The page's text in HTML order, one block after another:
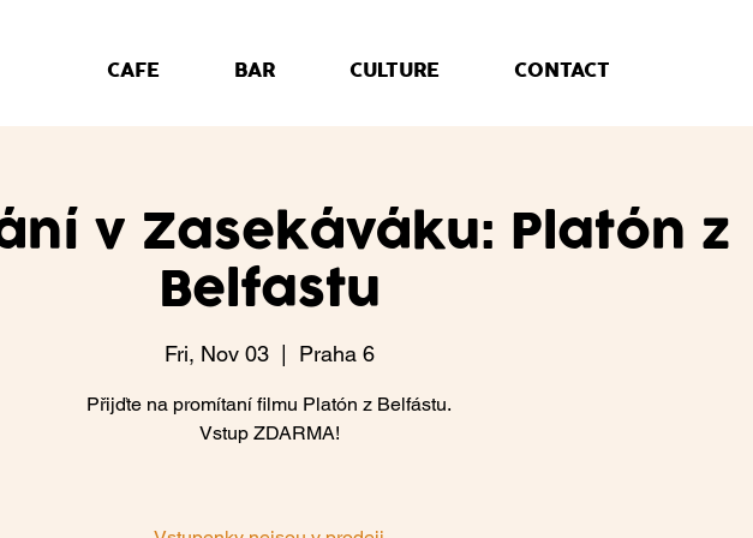
CAFE BAR CULTURE CONTACT
v Zasekáváku: Platón z
Belfastu
Fri, Nov 03
  |
Praha 6
Přijďte na promítaní filmu Platón z Belfástu.
Vstup ZDARMA!